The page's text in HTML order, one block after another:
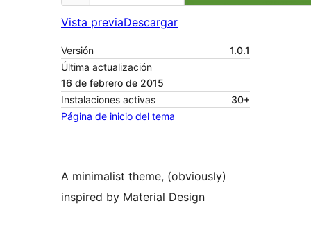
Vista previaDescargar
Versión
1.0.1
Última actualización
16 de febrero de 2015
Instalaciones activas
30+
Página de inicio del tema
A minimalist theme, (obviously)
inspired by Material Design